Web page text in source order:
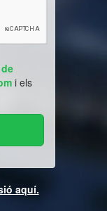
i els
aquí.